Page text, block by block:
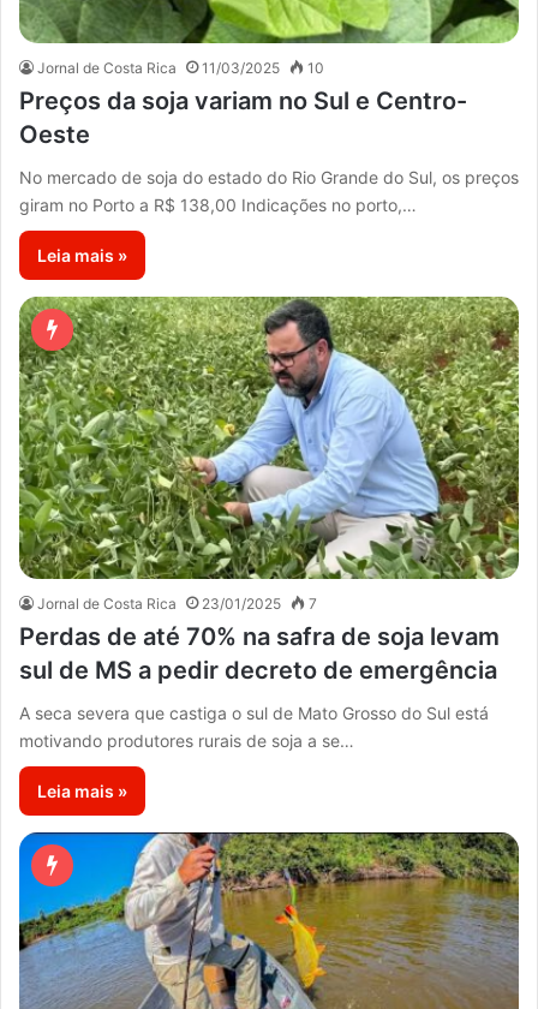
Jornal de Costa Rica 11/03/2025 10
Preços da soja variam no Sul e Centro-
Oeste
No mercado de soja do estado do Rio Grande do Sul, os preços
giram no Porto a R$ 138,00 Indicações no porto,…
Leia mais »
Jornal de Costa Rica 23/01/2025 7
Perdas de até 70% na safra de soja levam
sul de MS a pedir decreto de emergência
A seca severa que castiga o sul de Mato Grosso do Sul está
motivando produtores rurais de soja a se…
Leia mais »